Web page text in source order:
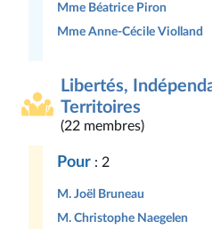
Mme Béatrice Piron
Mme Anne-Cécile Violland
Libertés,
Territoires
(22 membres)
Pour : 2
M. Joël Bruneau
M. Christophe Naegelen